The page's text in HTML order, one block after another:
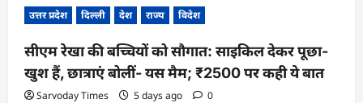
उत्तर प्रदेश दिल्ली देश राज्य विदेश
सीएम रेखा की बच्चियों को सौगात: साइकिल देकर पूछा-
खुश हैं, छात्राएं बोलीं- यस मैम; ₹2500 पर कही ये बात
Sarvoday Times 5 days ago 0